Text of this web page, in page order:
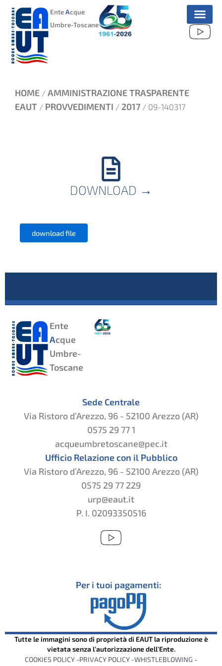
VAI
CONTENUTO
EnteAcque
Umbre-Toscane
HOME / AMMINISTRAZIONE TRASPARENTE
EAUT / PROVVEDIMENTI / 2017 / 09-140317
DOWNLOAD →
download file
Ente
Acque
Umbre-
Toscane
Sede Centrale
Via Ristoro d’Arezzo, 96 - 52100 Arezzo (AR)
0575 29 77 1
acqueumbretoscane@pec.it
Ufficio Relazione con il Pubblico
Via Ristoro d’Arezzo, 96 - 52100 Arezzo (AR)
0575 29 77 229
urp@eaut.it
P. I. 02093350516
Per i tuoi pagamenti:
Tutte le immagini sono di proprietà di EAUT la riproduzione è
vietata senza l’autorizzazione dell’Ente.
COOKIES POLICY -PRIVACY POLICY -WHISTLEBLOWING -